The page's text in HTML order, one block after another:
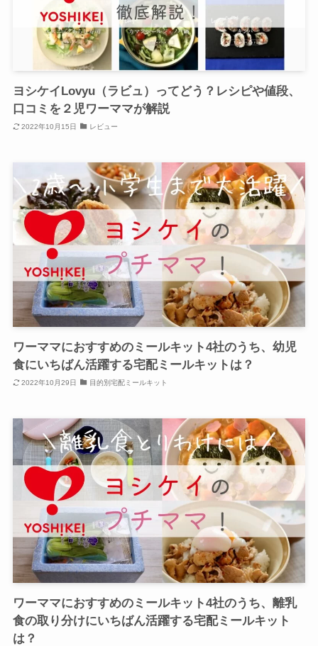
ヨシケイLovyu（ラビュ）ってどう？レシピや値段、
口コミを２児ワーママが解説
2022年10月15日 レビュー
ワーママにおすすめのミールキット4社のうち、幼児
食にいちばん活躍する宅配ミールキットは？
2022年10月29日 目的別宅配ミールキット
ワーママにおすすめのミールキット4社のうち、離乳
食の取り分けにいちばん活躍する宅配ミールキット
は？